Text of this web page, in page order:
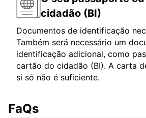
cidadão (BI)
Documentos de identificação
Também será necessário um
identificação adicional, como
cartão do cidadão (BI). A carta
si só não é suficiente.
FaQs